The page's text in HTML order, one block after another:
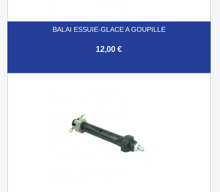
BALAI ESSUIE-GLACE A GOUPILLE
12,00 €